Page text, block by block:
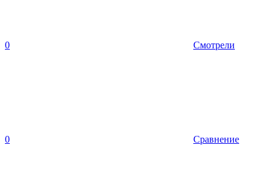
0 Смотрели
0 Сравнение